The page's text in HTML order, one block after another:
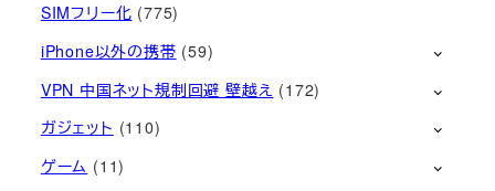
SIMフリー化 (775)
iPhone以外の携帯 (59)
VPN 中国ネット規制回避 壁越え (172)
ガジェット (110)
ゲーム (11)